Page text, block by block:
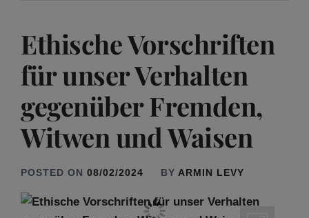
Ethische Vorschriften
für unser Verhalten
gegenüber Fremden,
Witwen und Waisen
POSTED ON 08/02/2024 BY ARMIN LEVY